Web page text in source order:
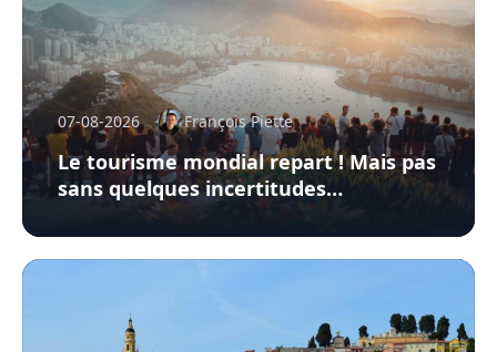
07-08-2026 François Piette
Le tourisme mondial repart ! Mais pas
sans quelques incertitudes…